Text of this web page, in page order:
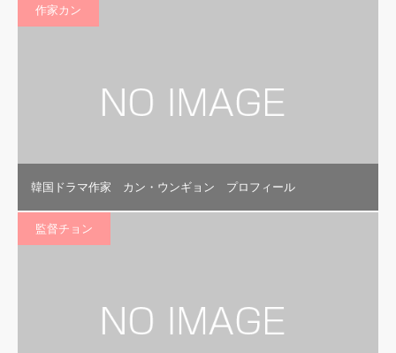
作家カン
韓国ドラマ作家 カン・ウンギョン プロフィール
監督チョン